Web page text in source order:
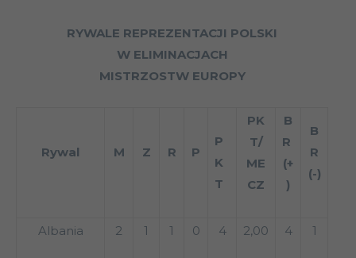
RYWALE REPREZENTACJI POLSKI
W ELIMINACJACH
MISTRZOSTW EUROPY
Rywal M Z R P
P
K
T
PK
T/
ME
CZ
B
R
(+
)
B
R
(-)
Albania 2 1 1 0 4 2,00 4 1